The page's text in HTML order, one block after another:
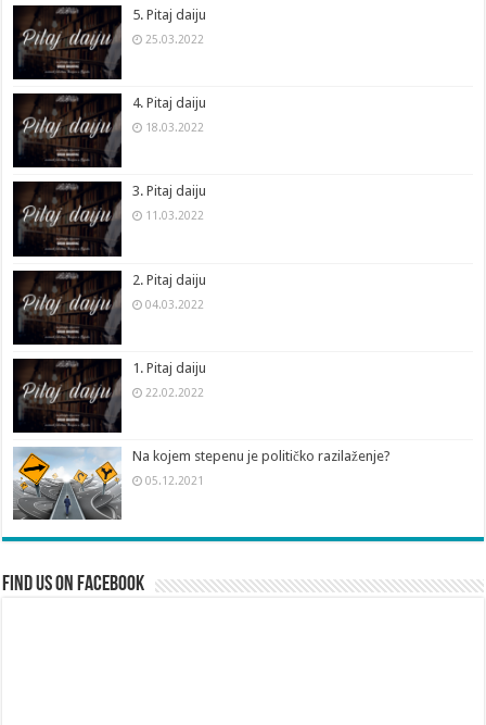
5. Pitaj daiju
25.03.2022
4. Pitaj daiju
18.03.2022
3. Pitaj daiju
11.03.2022
2. Pitaj daiju
04.03.2022
1. Pitaj daiju
22.02.2022
Na kojem stepenu je političko razilaženje?
05.12.2021
Find us on Facebook